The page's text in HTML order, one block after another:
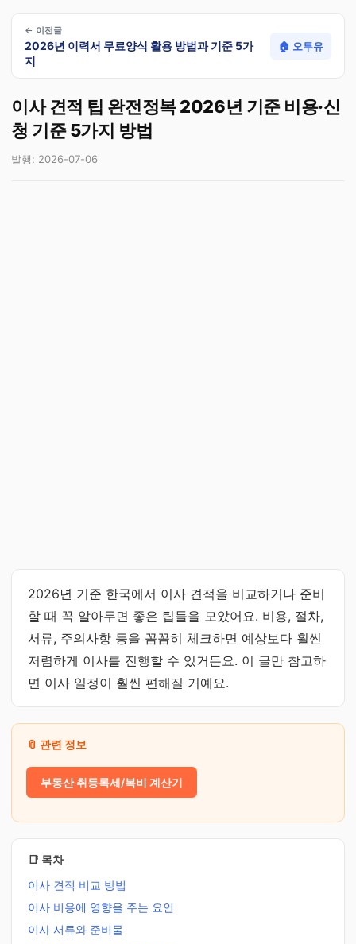
← 이전글
2026년 이력서 무료양식 활용 방법과 기준 5가
지
🏠 오투유
이사 견적 팁 완전정복 2026년 기준 비용·신
청 기준 5가지 방법
발행: 2026-07-06
2026년 기준 한국에서 이사 견적을 비교하거나 준비
할 때 꼭 알아두면 좋은 팁들을 모았어요. 비용, 절차,
서류, 주의사항 등을 꼼꼼히 체크하면 예상보다 훨씬
저렴하게 이사를 진행할 수 있거든요. 이 글만 참고하
면 이사 일정이 훨씬 편해질 거예요.
📎 관련 정보
부동산 취등록세/복비 계산기
📑 목차
이사 견적 비교 방법
이사 비용에 영향을 주는 요인
이사 서류와 준비물